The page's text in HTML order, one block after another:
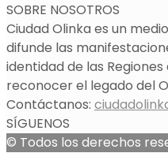
SOBRE NOSOTROS
Ciudad Olinka es un
difunde las
identidad de las
reconocer el legado del
Contáctanos:
SÍGUENOS
© Todos los derechos